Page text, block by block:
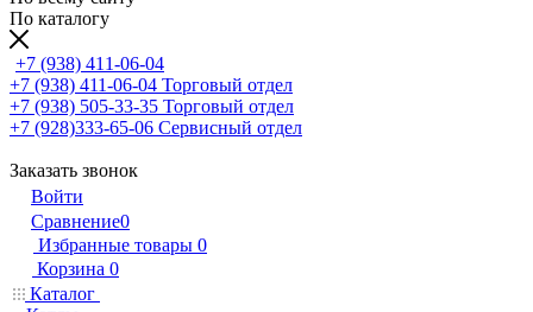
По каталогу
+7 (938) 411-06-04
+7 (938) 411-06-04 Торговый отдел
+7 (938) 505-33-35 Торговый отдел
+7 (928)333-65-06 Сервисный отдел
Заказать звонок
Войти
Сравнение0
Избранные товары 0
Корзина 0
Каталог